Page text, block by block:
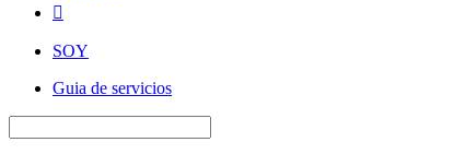

SOY
Guia de servicios